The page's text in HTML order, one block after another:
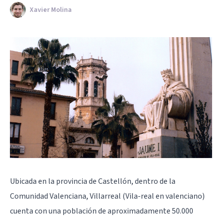
Xavier Molina
Ubicada en la provincia de Castellón, dentro de la
Comunidad Valenciana, Villarreal (Vila-real en valenciano)
cuenta con una población de aproximadamente 50.000